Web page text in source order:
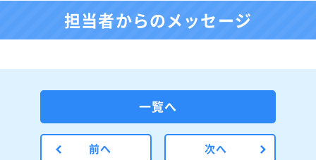
担当者からのメッセージ
前へ
一覧へ
次へ